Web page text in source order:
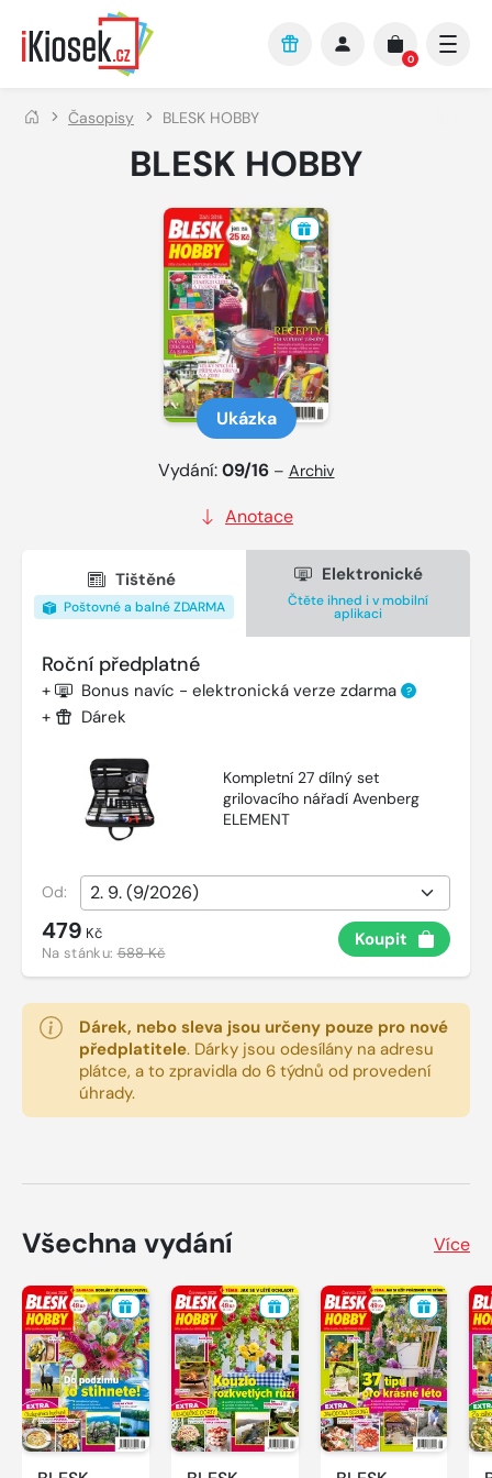
Přejít na hlavní obsah
0
Časopisy BLESK HOBBY
BLESK HOBBY
Ukázka
Vydání:09/16 – Archiv
Anotace
Tištěné
Poštovné a balné ZDARMA
Elektronické
Čtěte ihned i v mobilní
aplikaci
Roční předplatné
+ Bonus navíc - elektronická verze zdarma ?
+ Dárek
Kompletní 27 dílný set
grilovacího nářadí Avenberg
ELEMENT
Od:
479 Kč
Na stánku:588 Kč
Koupit
Dárek, nebo sleva jsou určeny pouze pro nové
předplatitele. Dárky jsou odesílány na adresu
plátce, a to zpravidla do 6 týdnů od provedení
úhrady.
Všechna vydání Více